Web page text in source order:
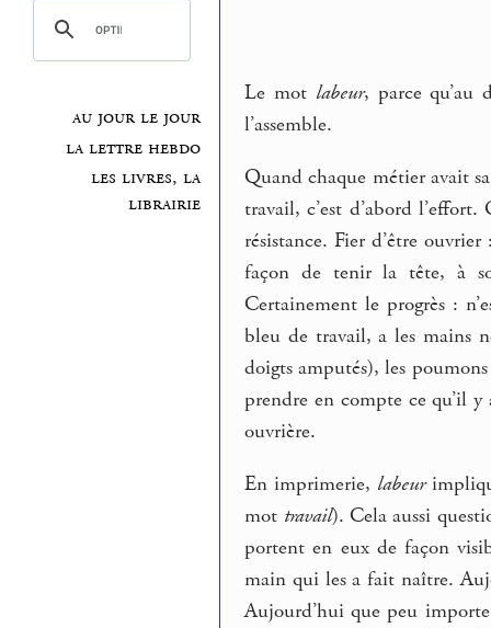
au jour le jour
la lettre hebdo
les livres, la
librairie
Le mot labeur, parce
l’assemble.
Quand chaque métier avait
travail, c’est d’abord
résistance. Fier d’être
façon de tenir la tête, à
Certainement le progrès :
bleu de travail, a les mains
doigts amputés), les
prendre en compte ce qu’il
ouvrière.
En imprimerie, labeur
mot travail). Cela aussi
portent en eux de façon
main qui les a fait naître.
Aujourd’hui que peu